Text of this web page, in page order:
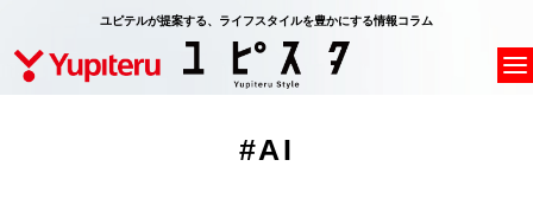
ユピテルが提案する、ライフスタイルを豊かにする情報コラム
#AI